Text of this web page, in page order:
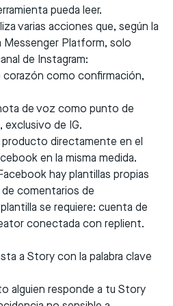
pueda leer.
varias acciones que, según la
Platform, solo
de Instagram:
corazón como confirmación,
de voz como punto de
de IG.
producto directamente en el
en la misma medida.
hay plantillas propias
de comentarios de
se requiere: cuenta de
conectada con replient.
a Story con la palabra clave
alguien responde a tu Story